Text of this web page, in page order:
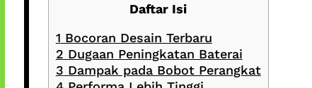
Daftar Isi
1 Bocoran Desain Terbaru
2 Dugaan Peningkatan Baterai
3 Dampak pada Bobot Perangkat